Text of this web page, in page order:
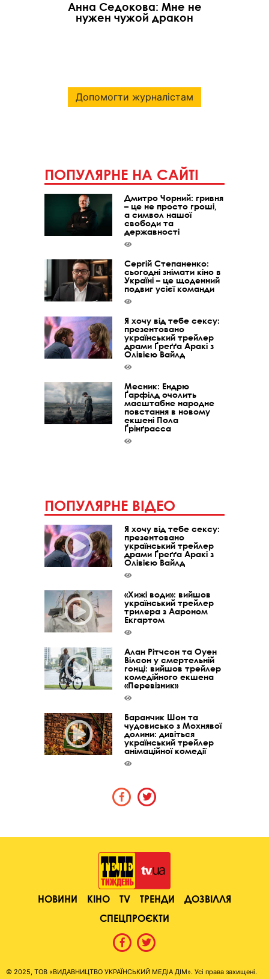
Анна Седокова: Мне не
нужен чужой дракон
Допомогти журналістам
ПОПУЛЯРНЕ НА САЙТІ
Дмитро Чорний: гривня
– це не просто гроші,
а символ нашої
свободи та
державності
Сергій Степаненко:
сьогодні знімати кіно в
Україні – це щоденний
подвиг усієї команди
Я хочу від тебе сексу:
презентовано
український трейлер
драми Ґреґґа Аракі з
Олівією Вайлд
Месник: Ендрю
Ґарфілд очолить
масштабне народне
повстання в новому
екшені Пола
Ґрінґрасса
ПОПУЛЯРНЕ ВІДЕО
Я хочу від тебе сексу:
презентовано
український трейлер
драми Ґреґґа Аракі з
Олівією Вайлд
«Хижі води»: вийшов
український трейлер
трилера з Аароном
Екгартом
Алан Рітчсон та Оуен
Вілсон у смертельній
гонці: вийшов трейлер
комедійного екшена
«Перевізник»
Баранчик Шон та
чудовисько з Мохнявої
долини: дивіться
український трейлер
анімаційної комедії
НОВИНИ КІНО TV ТРЕНДИ
ДОЗВІЛЛЯ
СПЕЦПРОЄКТИ
© 2025, ТОВ «ВИДАВНИЦТВО УКРАЇНСЬКИЙ МЕДІА ДІМ». Усі права захищені.